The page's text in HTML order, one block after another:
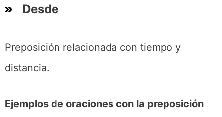
Desde
Preposición relacionada con tiempo y
distancia.
Ejemplos de oraciones con la preposición